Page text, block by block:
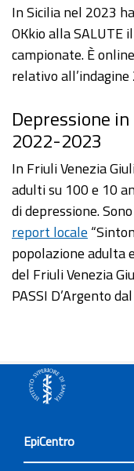
In Sicilia nel 2023
OKkio alla SALUTE
campionate. È
relativo all’indagine
Depressione in
2022-2023
In Friuli Venezia
adulti su 100 e 10
di depressione.
report locale
popolazione adulta
del Friuli Venezia
PASSI D’Argento
EpiCentro